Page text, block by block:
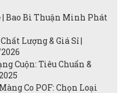
| Bao Bì Thuận Minh Phát
Lượng & Giá Sỉ |
Cuộn: Tiêu Chuẩn &
Co POF: Chọn Loại